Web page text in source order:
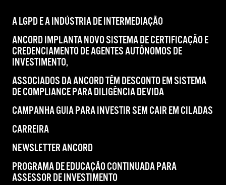
A LGPD E A INDÚSTRIA DE INTERMEDIAÇÃO
ANCORD IMPLANTA NOVO SISTEMA DE CERTIFICAÇÃO E
CREDENCIAMENTO DE AGENTES AUTÔNOMOS DE
INVESTIMENTO,
ASSOCIADOS DA ANCORD TÊM DESCONTO EM SISTEMA
DE COMPLIANCE PARA DILIGÊNCIA DEVIDA
CAMPANHA GUIA PARA INVESTIR SEM CAIR EM CILADAS
CARREIRA
NEWSLETTER ANCORD
PROGRAMA DE EDUCAÇÃO CONTINUADA PARA
ASSESSOR DE INVESTIMENTO